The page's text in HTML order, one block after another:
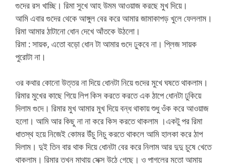
গুদের রস খাচ্ছি। রিমা সুখে আহ উমম আওয়াজ করছে মুখ দিয়ে।
আমি এবার গুদের থেকে আঙ্গুল বের করে আমার জামাকাপড় খুলে ফেললাম।
রিমা আমার ঠাটানো ধোন দেখে আঁতকে উঠলো।
রিমা : সায়ক, এতো বড়ো ধোন টা আমার গুদে ঢুকবে না। প্লিজ সায়ক
পুরোটা না।
ওর কথার কোনো উত্তর না দিয়ে ধোনটা নিয়ে গুদের মুখে ঘষতে থাকলাম।
রিমার মুখের কাছে গিয়ে লিপ কিস করতে করতে এক ঠাপে ধোনটা ঢুকিয়ে
দিলাম গুদে। রিমার মুখ আমার মুখ দিয়ে বন্ধ থাকায় শুধু ওঁক করে আওয়াজ
হলো। আমি আর কিছু না না করে কিস করতে থাকলাম ।একটু পর রিমা
ধাতস্থ হয়ে নিজেই কোমর উঁচু নিচু করতে থাকলে আমি হালকা করে ঠাপ
দিলাম। দুই তিন বার থাক দিয়ে ধোনটা বের করে নিলাম আর দুদু চুষে খেতে
থাকলাম। রিমার তখন মাথায় সেক্স উঠে গেছে। ও পাগলের মতো আমায়